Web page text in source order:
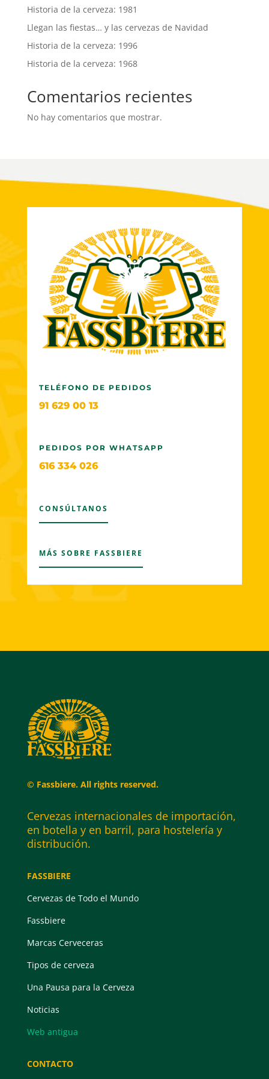
Historia de la cerveza: 1981
Llegan las fiestas… y las cervezas de Navidad
Historia de la cerveza: 1996
Historia de la cerveza: 1968
Comentarios recientes
No hay comentarios que mostrar.
TELÉFONO DE PEDIDOS
91 629 00 13
PEDIDOS POR WHATSAPP
616 334 026
CONSÚLTANOS
MÁS SOBRE FASSBIERE
© Fassbiere. All rights reserved.
Cervezas internacionales de importación,
en botella y en barril, para hostelería y
distribución.
FASSBIERE
Cervezas de Todo el Mundo
Fassbiere
Marcas Cerveceras
Tipos de cerveza
Una Pausa para la Cerveza
Noticias
Web antigua
CONTACTO